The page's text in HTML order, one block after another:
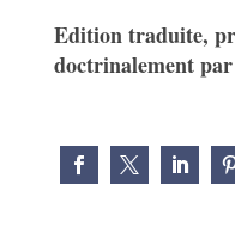
Edition traduite,
doctrinalement